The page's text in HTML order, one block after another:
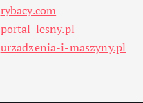
rybacy.com
portal-lesny.pl
urzadzenia-i-maszyny.pl